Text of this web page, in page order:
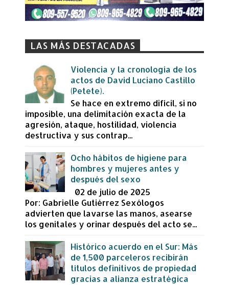
LAS MÁS DESTACADAS
Violencia y la cronología de los
actos de David Luciano Castillo
(Petete).
Se hace en extremo difícil, si no
imposible, una delimitación exacta de la
agresión, ataque, hostilidad, violencia
destructiva y sus contrap...
Ocho hábitos de higiene para
hombres y mujeres antes y
después del sexo
02 de julio de 2025
Por: Gabrielle Gutiérrez Sexólogos
advierten que lavarse las manos, asearse
los genitales y orinar después del acto se...
Histórico acuerdo en el Sur: Más
de 1,500 parceleros recibirán
títulos definitivos de propiedad
gracias a alianza estratégica